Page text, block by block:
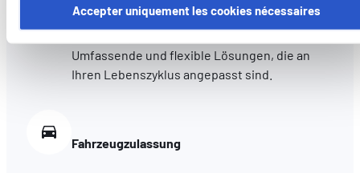
fonctionnement du site. Notez que si vous désactivez des
cookies utilisés ici, il se peut que certaines fonctionnalités ou
parties de ce site Web ne soient plus normalement
Améliorer votre expérience utilisateur, en personnalisant
Mesurer l'audience en suivant le nombre de visiteurs et
comprenant comment vous arrivez sur notre site.
Accepter uniquement les cookies nécessaires
Vorsorge- und Vermögensversicherung
Umfassende und flexible Lösungen, die an
Ihren Lebenszyklus angepasst sind.
Fahrzeugzulassung